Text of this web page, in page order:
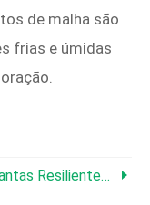
de malha são
frias e úmidas
Sombra Seca:ideias Para Jardins De Baixa Manutenção